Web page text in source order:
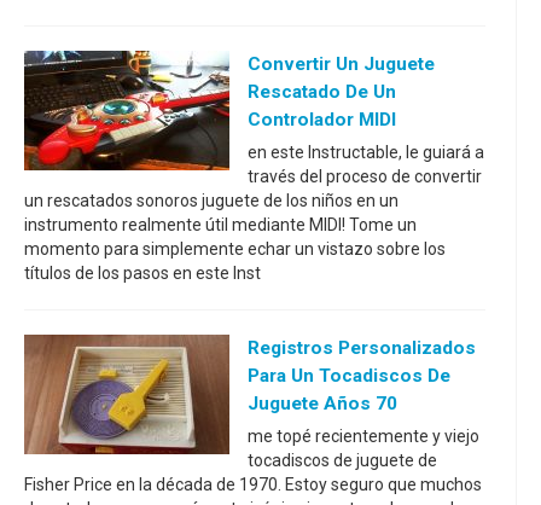
Convertir Un Juguete
Rescatado De Un
Controlador MIDI
en este Instructable, le guiará a
través del proceso de convertir
un rescatados sonoros juguete de los niños en un
instrumento realmente útil mediante MIDI! Tome un
momento para simplemente echar un vistazo sobre los
títulos de los pasos en este Inst
Registros Personalizados
Para Un Tocadiscos De
Juguete Años 70
me topé recientemente y viejo
tocadiscos de juguete de
Fisher Price en la década de 1970. Estoy seguro que muchos